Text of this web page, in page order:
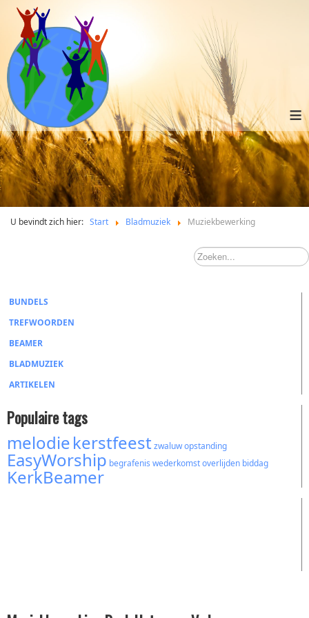
≡
U bevindt zich hier: Start Bladmuziek Muziekbewerking
BUNDELS
TREFWOORDEN
BEAMER
BLADMUZIEK
ARTIKELEN
Populaire tags
melodiekerstfeestzwaluwopstanding
EasyWorship begrafenis wederkomstoverlijden biddag
KerkBeamer